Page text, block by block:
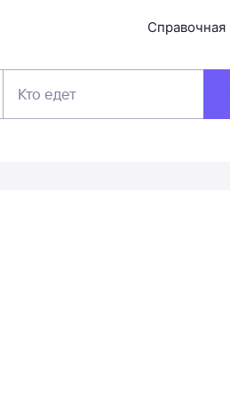
Справочная
Кто едет